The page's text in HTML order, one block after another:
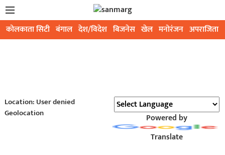
कोलकाता सिटी बंगाल देश/विदेश बिजनेस खेल मनोरंजन अपराजिता
Location: User denied
Geolocation
Powered by
Translate